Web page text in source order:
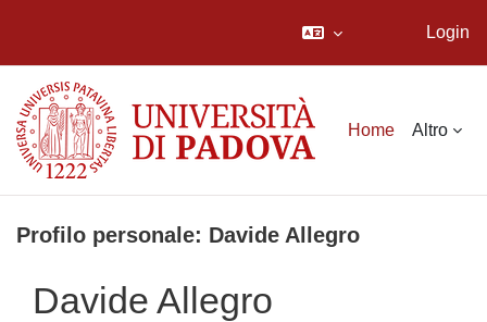
Login
Home Altro
Profilo personale: Davide Allegro
Davide Allegro